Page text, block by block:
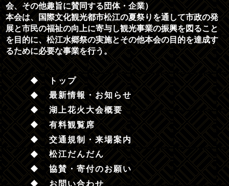
会、その他趣旨に賛同する団体・企業）
本会は、国際文化観光都市松江の夏祭りを通して市政の発
展と市民の福祉の向上に寄与し観光事業の振興を図ること
を目的に、松江水郷祭の実施とその他本会の目的を達成す
るために必要な事業を行う。
トップ
最新情報・お知らせ
湖上花火大会概要
有料観覧席
交通規制・来場案内
松江だんだん
協賛・寄付のお願い
お問い合わせ